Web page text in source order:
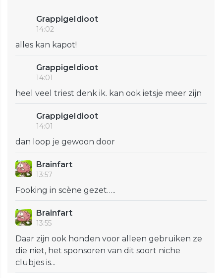
GrappigeIdioot
14:02
alles kan kapot!
GrappigeIdioot
14:01
heel veel triest denk ik. kan ook ietsje meer zijn
GrappigeIdioot
14:01
dan loop je gewoon door
Brainfart
13:57
Fooking in scène gezet…..
Brainfart
13:55
Daar zijn ook honden voor alleen gebruiken ze
die niet, het sponsoren van dit soort niche
clubjes is...